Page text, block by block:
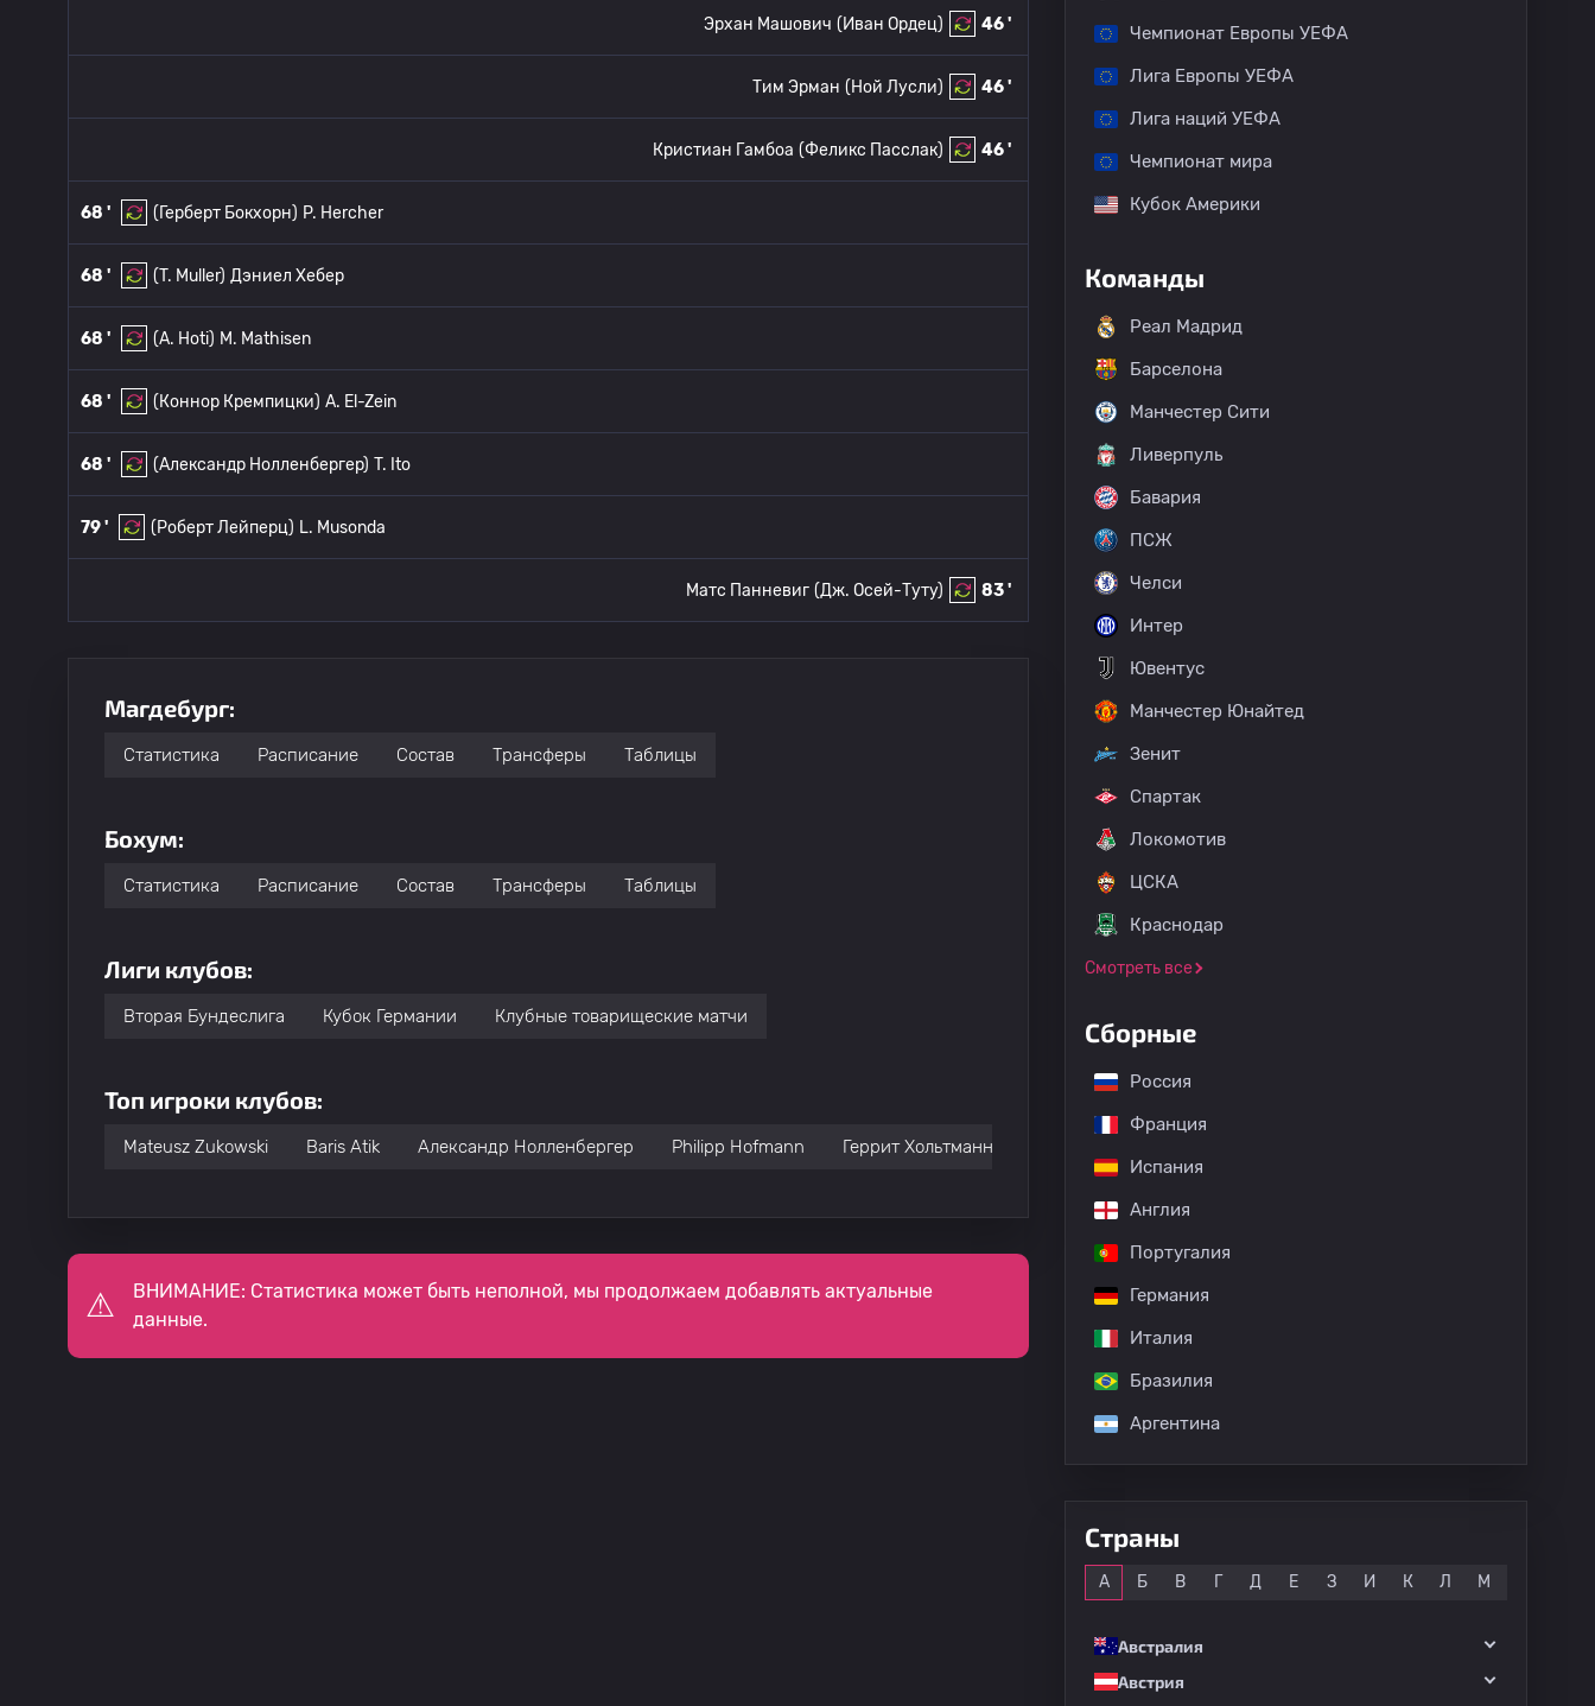
46 '
(Иван Ордец)
Эрхан Машович
46 '
(Ной Лусли)
Тим Эрман
46 '
(Феликс Пасслак)
Кристиан Гамбоа
68 ' (Герберт Бокхорн) P. Hercher
68 ' (T. Muller) Дэниел Хебер
68 ' (A. Hoti) M. Mathisen
68 ' (Коннор Кремпицки) A. El-Zein
68 ' (Александр Нолленбергер) T. Ito
79 ' (Роберт Лейперц) L. Musonda
83 '
(Дж. Осей-Туту)
Матс Панневиг
Магдебург:
Статистика Расписание Состав Трансферы Таблицы
Бохум:
Статистика Расписание Состав Трансферы Таблицы
Лиги клубов:
Вторая Бундеслига Кубок Германии Клубные товарищеские матчи
Топ игроки клубов:
Mateusz Zukowski Baris Atik Александр Нолленбергер Philipp Hofmann Геррит Хольтманн
ВНИМАНИЕ: Статистика может быть неполной, мы продолжаем добавлять актуальные
данные.
Чемпионат Европы УЕФА
Лига Европы УЕФА
Лига наций УЕФА
Чемпионат мира
Кубок Америки
Команды
Реал Мадрид
Барселона
Манчестер Сити
Ливерпуль
Бавария
ПСЖ
Челси
Интер
Ювентус
Манчестер Юнайтед
Зенит
Спартак
Локомотив
ЦСКА
Краснодар
Смотреть все
Сборные
Россия
Франция
Испания
Англия
Португалия
Германия
Италия
Бразилия
Аргентина
Страны
А Б В Г Д Е З И К Л М
Австралия
Австрия